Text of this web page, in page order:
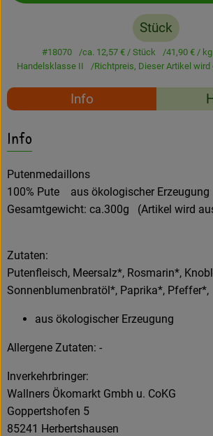
Amperhof-Blog
Über uns
Stück
#18070 ca. 12,57 €/ Stück 41,90 €/ kg
Handelsklasse II
Richtpreis, Dieser Artikel
Rezepte
Info
Info
Putenmedaillons
100% Pute aus ökologischer Erzeugung
Gesamtgewicht: ca.300g (Artikel wird
Zutaten:
Putenfleisch, Meersalz*, Rosmarin*,
Sonnenblumenbratöl*, Paprika*, Pfeffer*,
aus ökologischer Erzeugung
Allergene Zutaten: -
Inverkehrbringer:
Wallners Ökomarkt Gmbh u. CoKG
Goppertshofen 5
85241 Herbertshausen